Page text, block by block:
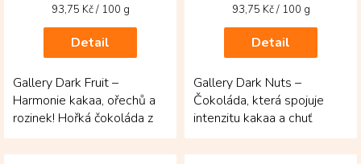
Měrná
93,75 Kč / 100 g
Detail
Gallery Dark Fruit –
Harmonie kakaa, ořechů a
rozinek! Hořká čokoláda z
kolumbijské oblasti Huila je
vyrobená z bobů...
Měrná
93,75 Kč / 100 g
Detail
Gallery Dark Nuts –
Čokoláda, která spojuje
intenzitu kakaa a chuť
ořechů! Hořká tabulka z
kolumbijské oblasti Huila...